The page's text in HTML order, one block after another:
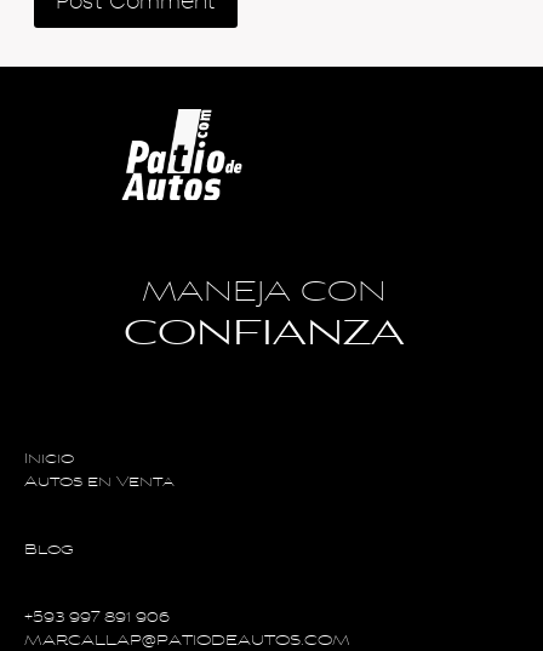
MANEJA CON
CONFIANZA
Inicio
Autos en Venta
Blog
+593 997 891 906
MARCALLAP@PATIODEAUTOS.COM